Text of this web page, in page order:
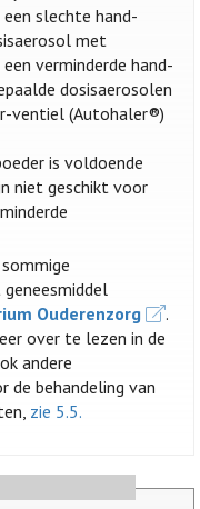
slechte hand-
met
verminderde hand-
dosisaerosolen
ventiel (Autohaler®)
is voldoende
niet geschikt voor
Ouderenzorg
.
over te lezen in de
andere
de behandeling van
zie 5.5.